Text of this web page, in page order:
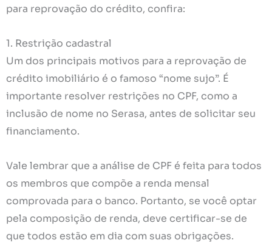
para reprovação do crédito, confira:
1. Restrição cadastral
Um dos principais motivos para a reprovação de
crédito imobiliário é o famoso “nome sujo”. É
importante resolver restrições no CPF, como a
inclusão de nome no Serasa, antes de solicitar seu
financiamento.
Vale lembrar que a análise de CPF é feita para todos
os membros que compõe a renda mensal
comprovada para o banco. Portanto, se você optar
pela composição de renda, deve certificar-se de
que todos estão em dia com suas obrigações.